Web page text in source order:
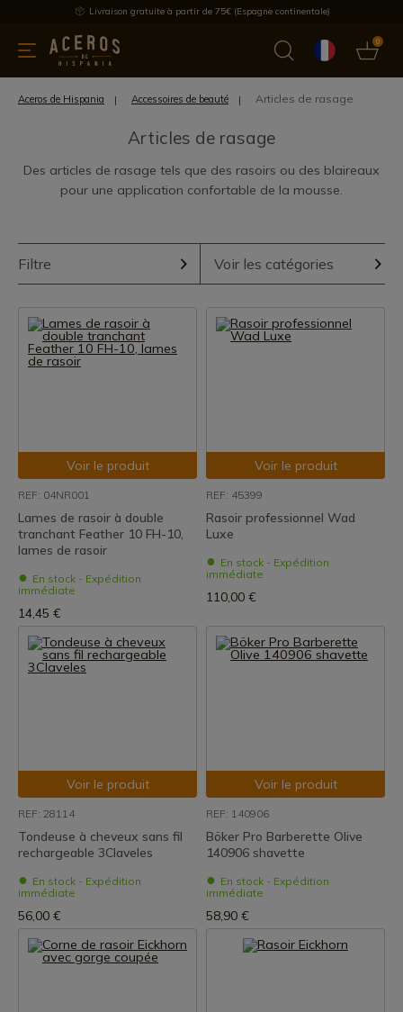
Livraison gratuite à partir de 75€ (Espagne continentale)
0
de cuisine Offre Dernières nouvelles Meilleures ventes
Aceros de Hispania Accessoires de beauté Articles de rasage
Articles de rasage
Des articles de rasage tels que des rasoirs ou des blaireaux
pour une application confortable de la mousse.
Filtre Voir les catégories
Voir le produit
REF: 04NR001
Lames de rasoir à double
tranchant Feather 10 FH-10,
lames de rasoir
En stock - Expédition
immédiate
14,45 €
Voir le produit
REF: 45399
Rasoir professionnel Wad
Luxe
En stock - Expédition
immédiate
110,00 €
Voir le produit
REF: 28114
Tondeuse à cheveux sans fil
rechargeable 3Claveles
En stock - Expédition
immédiate
56,00 €
Voir le produit
REF: 140906
Böker Pro Barberette Olive
140906 shavette
En stock - Expédition
immédiate
58,90 €